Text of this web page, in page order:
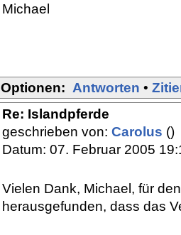
Michael
Optionen: Antworten •
Re: Islandpferde
geschrieben von: Carolus ()
Datum: 07. Februar 2005
Vielen Dank, Michael, für
herausgefunden, dass das